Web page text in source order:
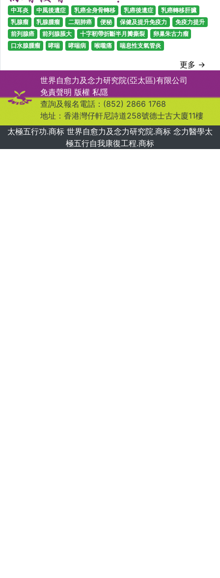
中耳炎 中風後遺症 乳癌全身骨轉移 乳癌後遺症
乳癌轉移肝臟
乳腺瘤
乳腺腫瘤 二期肺癌 便秘 保健及提升免疫力
免疫力提升
前列腺癌
前列腺脹大 十字靭帶折斷半月瓣撕裂
卵巢朱古力瘤
口水腺腫瘤
哮喘 哮喘病 喉嚨痛 喘息性支氣管炎
更多 →
世界自愈力及念力研究院(亞太區)有限公司
免責聲明 版權 私隱
查詢及報名電話：(852) 2866 1768
地址：香港灣仔軒尼詩道258號德士古大廈11樓
太極五行功.商标 世界自愈力及念力研究院.商标 念力醫學太
極五行自我康復工程.商标